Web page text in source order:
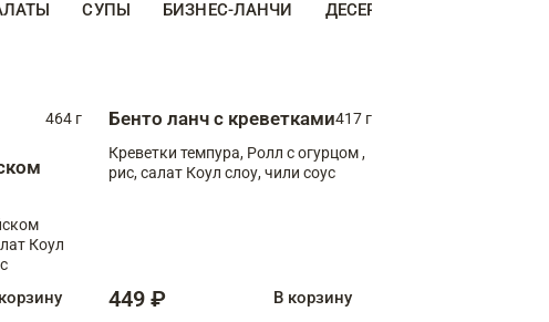
СУПЫ БИЗНЕС-ЛАНЧИ ДЕСЕРТЫ
464 г
Коул
Бенто ланч с креветками417 г
Креветки темпура, Ролл с огурцом ,
рис, салат Коул слоу, чили соус
449 ₽ В корзину